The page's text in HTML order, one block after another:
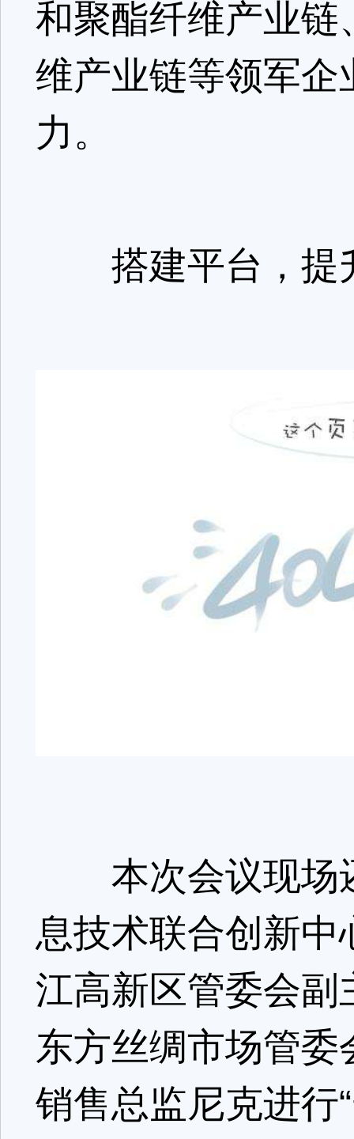
和聚酯纤维产业
维产业链等领军
力。
搭建平台，提
本次会议现场
息技术联合创新
江高新区管委会
东方丝绸市场管
销售总监尼克进行